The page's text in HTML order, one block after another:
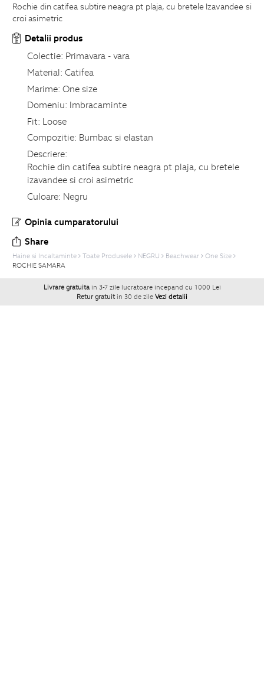
Rochie din catifea subtire neagra pt plaja, cu bretele Izavandee si
croi asimetric
Detalii produs
Colectie: Primavara - vara
Material: Catifea
Marime: One size
Domeniu: Imbracaminte
Fit: Loose
Compozitie: Bumbac si elastan
Descriere:
Rochie din catifea subtire neagra pt plaja, cu bretele
izavandee si croi asimetric
Culoare: Negru
Opinia cumparatorului
Share
Haine si Incaltaminte Toate Produsele NEGRU Beachwear
One Size
ROCHIE SAMARA
Livrare gratuita in 3-7 zile lucratoare incepand cu 1000 Lei
Retur gratuit in 30 de zile Vezi detalii